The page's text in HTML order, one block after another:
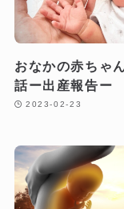
おなかの赤ちゃ
話ー出産報告ー
2023-02-23